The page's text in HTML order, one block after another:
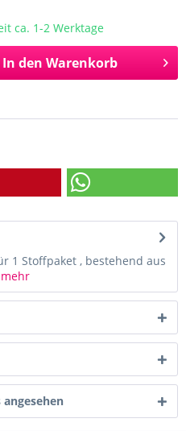
ca. 1-2 Werktage
In den Warenkorb
1 Stoffpaket , bestehend aus
mehr